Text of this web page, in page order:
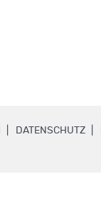
DATENSCHUTZ